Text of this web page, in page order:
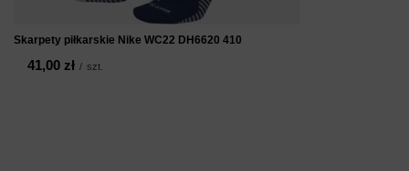
Skarpety piłkarskie Nike WC22 DH6620 410
41,00 zł / szt.